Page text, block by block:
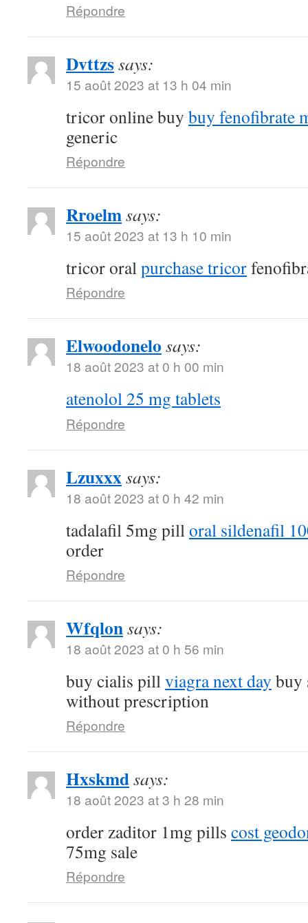
Répondre
Dvttzssays:
15 août 2023 at 13 h 04 min
tricor online buy buy fenofibrate
generic
Répondre
Rroelmsays:
15 août 2023 at 13 h 10 min
tricor oralpurchase tricor
Répondre
Elwoodonelo says:
18 août 2023 at 0 h 00 min
atenolol 25 mg tablets
Répondre
Lzuxxxsays:
18 août 2023 at 0 h 42 min
tadalafil 5mg pilloral sildenafil
order
Répondre
Wfqlonsays:
18 août 2023 at 0 h 56 min
buy cialis pillviagra next day buy
without prescription
Répondre
Hxskmdsays:
18 août 2023 at 3 h 28 min
order zaditor 1mg pills cost
75mg sale
Répondre